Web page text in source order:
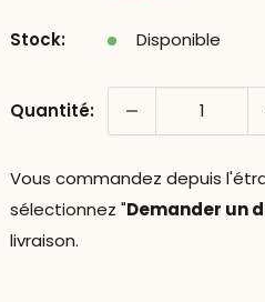
Stock: Disponible
Quantité:
Vous commandez depuis
sélectionnez "Demander un
livraison.